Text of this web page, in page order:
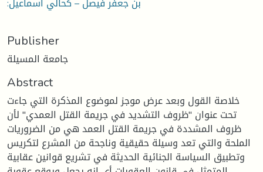
Publisher
جامعة المسيلة
Abstract
خلاصة القول وبعد عرض موجز لموضوع المذكرة التي جاءت
تحت عنوان "ظروف التشديد في جريمة القتل العمدي" لأن
ظروف المشددة في جريمة القتل العمد هي من الضروريات
الملحة والتي تعد وسيلة حقيقية وناجحة من المشرع لتكريس
وتطبيق السياسة الجنائية الحديثة في تشريع قوانين عقابية